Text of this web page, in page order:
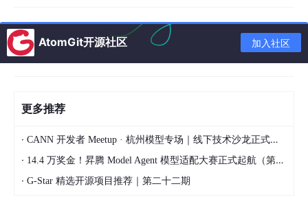
AtomGit开源社区 加入社区
更多推荐
· CANN 开发者 Meetup · 杭州模型专场｜线下技术沙龙正式开启报名！
· 14.4 万奖金！昇腾 Model Agent 模型适配大赛正式起航（第二季）
· G-Star 精选开源项目推荐｜第二十二期